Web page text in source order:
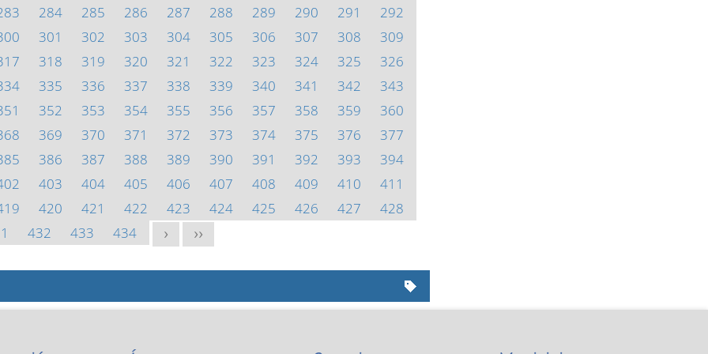
284 285 286 287 288 289 290 291
292
301 302 303 304 305 306 307 308
309
318 319 320 321 322 323 324 325
326
335 336 337 338 339 340 341 342
343
352 353 354 355 356 357 358 359
360
369 370 371 372 373 374 375 376
377
386 387 388 389 390 391 392 393
394
403 404 405 406 407 408 409 410
411
420 421 422 423 424 425 426 427
428
432 433 434 > >>